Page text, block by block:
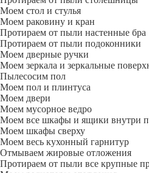
Моем стол и стулья
Моем раковину и кран
Протираем от пыли настенные бра
Протираем от пыли подоконники
Моем дверные ручки
Моем зеркала и зеркальные
Пылесосим пол
Моем пол и плинтуса
Моем двери
Моем мусорное ведро
Моем все шкафы и ящики внутри
Моем шкафы сверху
Моем весь кухонный гарнитур
Отмываем жировые отложения
Протираем от пыли все крупные